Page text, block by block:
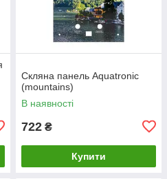
Скляна панель Aquatronic
(mountains)
В наявності
722 ₴
Купити